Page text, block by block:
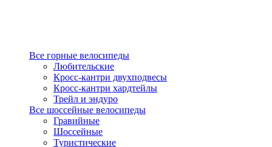
Все горные велосипеды
Любительские
Кросс-кантри двухподвесы
Кросс-кантри хардтейлы
Трейл и эндуро
Все шоссейные велосипеды
Гравийные
Шоссейные
Туристические